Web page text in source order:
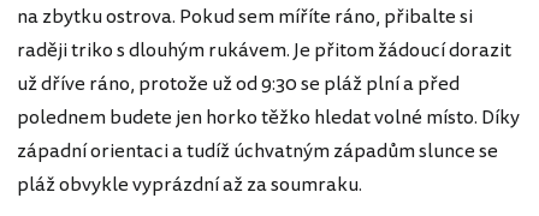
na zbytku ostrova. Pokud sem míříte ráno, přibalte si
raději triko s dlouhým rukávem. Je přitom žádoucí dorazit
už dříve ráno, protože už od 9:30 se pláž plní a před
polednem budete jen horko těžko hledat volné místo. Díky
západní orientaci a tudíž úchvatným západům slunce se
pláž obvykle vyprázdní až za soumraku.